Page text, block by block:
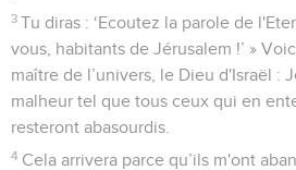
3 Tu diras : ‘Ecoutez la parole de
vous, habitants de Jérusalem !’ »
maître de l’univers, le Dieu d'Israël :
malheur tel que tous ceux qui en
resteront abasourdis.
4 Cela arrivera parce qu’ils m'ont